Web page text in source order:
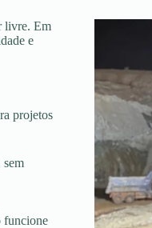
livre. Em
e
projetos
sem
funcione